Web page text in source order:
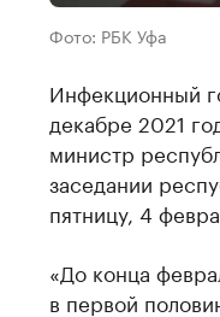
Фото: РБК Уфа
Инфекционный
декабре 2021
министр
заседании
пятницу, 4
«До конца
в первой